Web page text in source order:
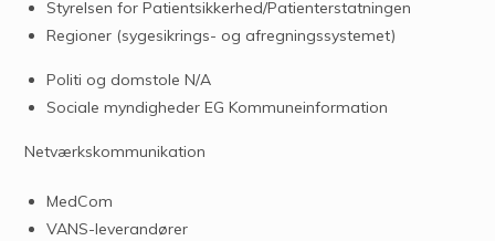
Styrelsen for Patientsikkerhed/Patienterstatningen
Regioner (sygesikrings- og afregningssystemet)
Politi og domstole N/A
Sociale myndigheder EG Kommuneinformation
Netværkskommunikation
MedCom
VANS-leverandører